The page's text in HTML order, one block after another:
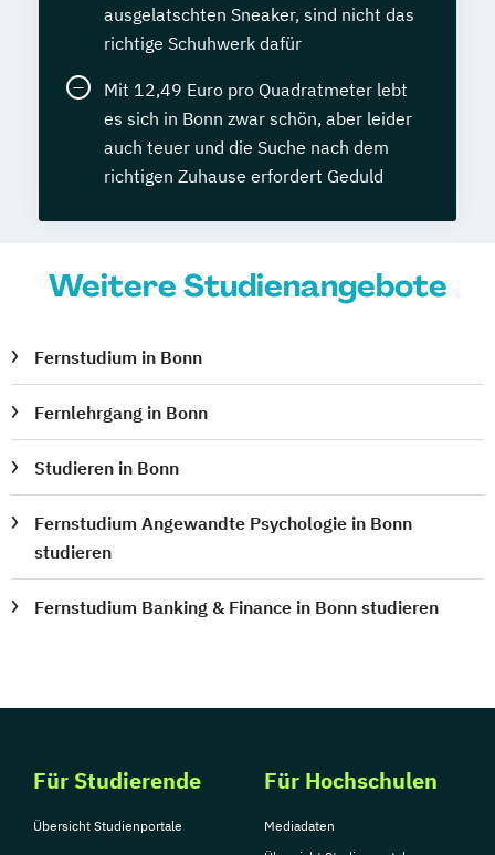
ausgelatschten Sneaker, sind nicht das
richtige Schuhwerk dafür
Mit 12,49 Euro pro Quadratmeter lebt
es sich in Bonn zwar schön, aber leider
auch teuer und die Suche nach dem
richtigen Zuhause erfordert Geduld
Weitere Studienangebote
Fernstudium in Bonn
Fernlehrgang in Bonn
Studieren in Bonn
Fernstudium Angewandte Psychologie in Bonn
studieren
Fernstudium Banking & Finance in Bonn studieren
Für Studierende
Übersicht Studienportale
Für Hochschulen
Mediadaten